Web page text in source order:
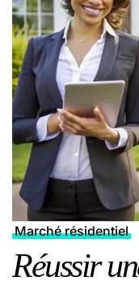
Marché résidentiel
Réussir